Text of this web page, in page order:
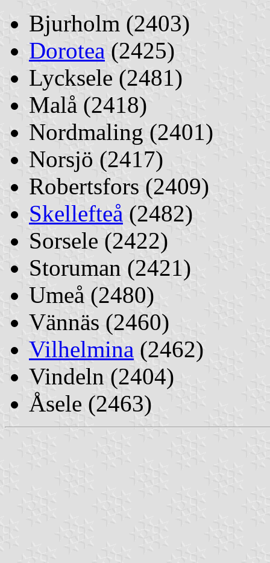
Bjurholm (2403)
Dorotea (2425)
Lycksele (2481)
Malå (2418)
Nordmaling (2401)
Norsjö (2417)
Robertsfors (2409)
Skellefteå (2482)
Sorsele (2422)
Storuman (2421)
Umeå (2480)
Vännäs (2460)
Vilhelmina (2462)
Vindeln (2404)
Åsele (2463)